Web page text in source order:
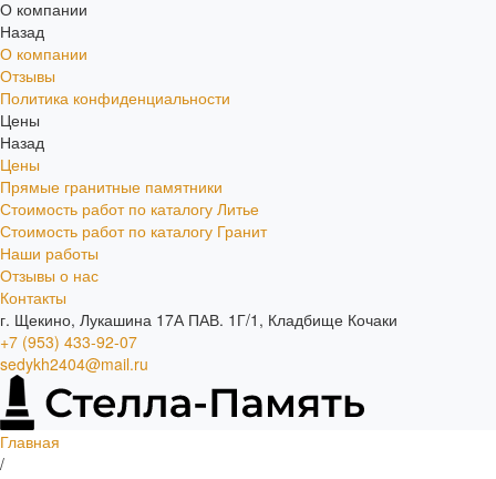
О компании
Назад
О компании
Отзывы
Политика конфиденциальности
Цены
Назад
Цены
Прямые гранитные памятники
Стоимость работ по каталогу Литье
Стоимость работ по каталогу Гранит
Наши работы
Отзывы о нас
Контакты
г. Щекино, Лукашина 17А ПАВ. 1Г/1, Кладбище Кочаки
+7 (953) 433-92-07
sedykh2404@mail.ru
Главная
/